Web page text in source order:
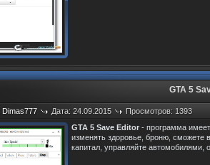
GTA 5
Dimas777 Дата: 24.09.2015
Просмотров: 1393
GTA 5 Save Editor - программа
изменять здоровье, броню, сможете
капитал, управляйте автомобилями,